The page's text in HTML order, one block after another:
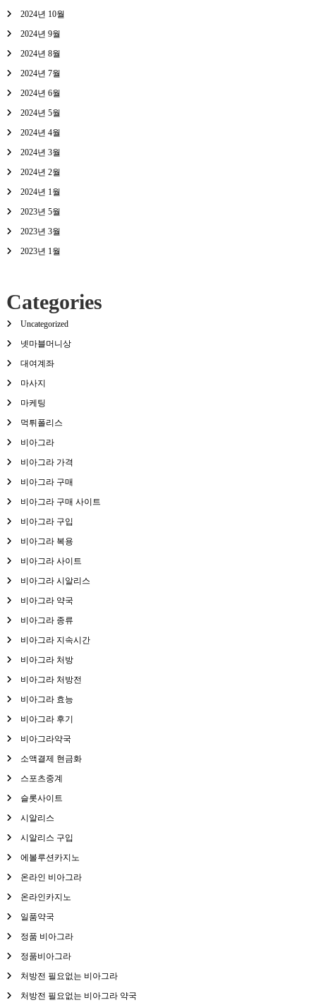
2024년 10월
2024년 9월
2024년 8월
2024년 7월
2024년 6월
2024년 5월
2024년 4월
2024년 3월
2024년 2월
2024년 1월
2023년 5월
2023년 3월
2023년 1월
Categories
Uncategorized
넷마블머니상
대여계좌
마사지
마케팅
먹튀폴리스
비아그라
비아그라 가격
비아그라 구매
비아그라 구매 사이트
비아그라 구입
비아그라 복용
비아그라 사이트
비아그라 시알리스
비아그라 약국
비아그라 종류
비아그라 지속시간
비아그라 처방
비아그라 처방전
비아그라 효능
비아그라 후기
비아그라약국
소액결제 현금화
스포츠중계
슬롯사이트
시알리스
시알리스 구입
에볼루션카지노
온라인 비아그라
온라인카지노
일품약국
정품 비아그라
정품비아그라
처방전 필요없는 비아그라
처방전 필요없는 비아그라 약국